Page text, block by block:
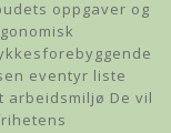
oppgaver og
eventyr liste
arbeidsmiljø De vil